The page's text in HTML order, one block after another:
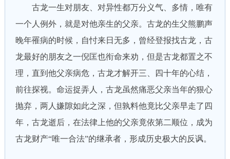
古龙一生对朋友、对异性都万分义气、多情，唯有
一个人例外，就是对他亲生的父亲。古龙的生父熊鹏声
晚年罹病的时候，自忖来日无多，曾经登报找古龙，古
龙最好的朋友之一倪匡也衔命来劝，但是古龙都置之不
理，直到他父亲病危，古龙才解开三、四十年的心结，
前往探视。命运捉弄人，古龙虽然痛恶父亲当年的狠心
抛弃，两人嫌隙如此之深，但孰料他竟比父亲早走了四
年，古龙逝后，在法律上他的父亲竟依第二顺位，成为
古龙财产“唯一合法”的继承者，形成历史极大的反讽。